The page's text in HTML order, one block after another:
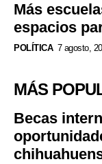
Más
espacios
POLÍTICA 7 agosto,
MÁS
Becas